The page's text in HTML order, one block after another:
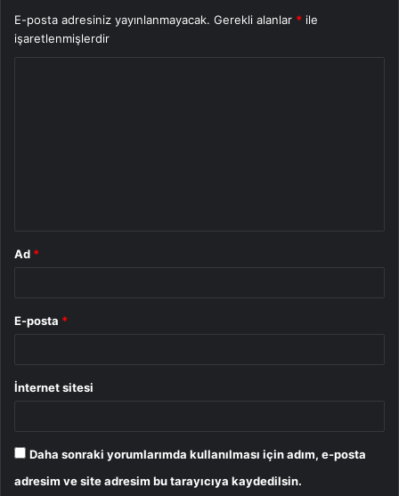
E-posta adresiniz yayınlanmayacak. Gerekli alanlar * ile
işaretlenmişlerdir
Ad *
E-posta *
İnternet sitesi
Daha sonraki yorumlarımda kullanılması için adım, e-posta
adresim ve site adresim bu tarayıcıya kaydedilsin.